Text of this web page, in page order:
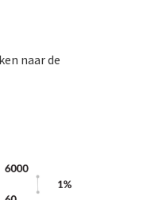
naar de